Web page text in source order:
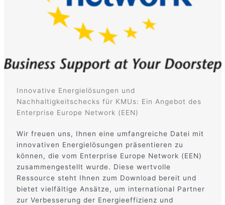
Innovative Energielösungen und
Nachhaltigkeitschecks für KMUs: Ein Angebot des
Enterprise Europe Network (EEN)
Wir freuen uns, Ihnen eine umfangreiche Datei mit
innovativen Energielösungen präsentieren zu
können, die vom Enterprise Europe Network (EEN)
zusammengestellt wurde. Diese wertvolle
Ressource steht Ihnen zum Download bereit und
bietet vielfältige Ansätze, um international Partner
zur Verbesserung der Energieeffizienz und